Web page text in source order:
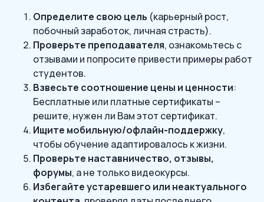
Определите свою цель (карьерный рост,
побочный заработок, личная страсть).
Проверьте преподавателя, ознакомьтесь с
отзывами и попросите привести примеры работ
студентов.
Взвесьте соотношение цены и ценности:
Бесплатные или платные сертификаты –
решите, нужен ли Вам этот сертификат.
Ищите мобильную/офлайн-поддержку,
чтобы обучение адаптировалось к жизни.
Проверьте наставничество, отзывы,
форумы, а не только видеокурсы.
Избегайте устаревшего или неактуального